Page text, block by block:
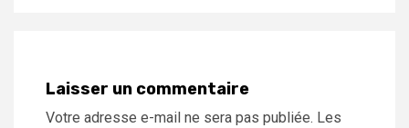
Laisser un commentaire
Votre adresse e-mail ne sera pas publiée. Les